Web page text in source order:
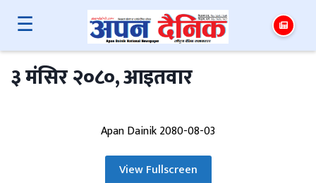
☰
३ मंसिर २०८०, आइतवार
Apan Dainik 2080-08-03
View Fullscreen